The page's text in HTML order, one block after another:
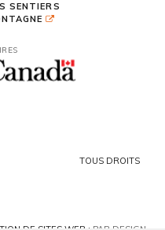
SENTIERS
TOUS DROITS